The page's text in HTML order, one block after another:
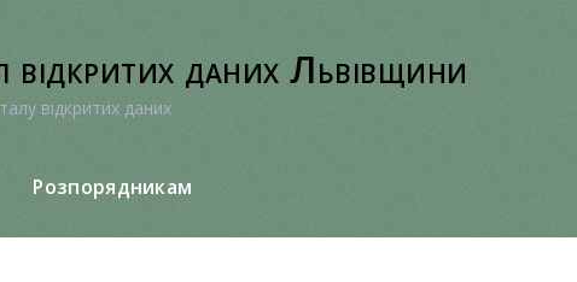
відкритих даних Львівщини
відкритих даних
Розпорядникам